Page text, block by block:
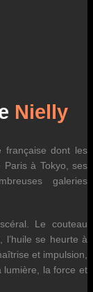
Nielly
française dont les
Paris à Tokyo, ses
galeries
Le couteau
l’huile se heurte à
et impulsion,
lumière, la force et